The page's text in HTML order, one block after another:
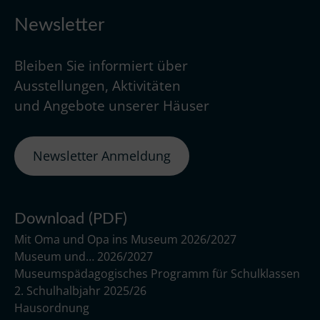
Newsletter
Bleiben Sie informiert über
Ausstellungen, Aktivitäten
und Angebote unserer Häuser
Newsletter Anmeldung
Download (PDF)
Mit Oma und Opa ins Museum 2026/2027
Museum und… 2026/2027
Museumspädagogisches Programm für Schulklassen
2. Schulhalbjahr 2025/26
Hausordnung